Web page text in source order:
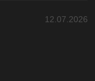
12.07.2026